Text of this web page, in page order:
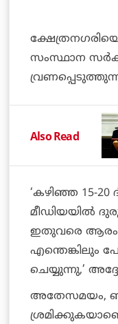
സംസ്ഥാന
Also Read
‘കഴിഞ്ഞ 15-
മീഡിയയില്‍
ഇതുവരെ
എന്തെങ്കിലും
ചെയ്യുന്നു,’
അതേസമയം,